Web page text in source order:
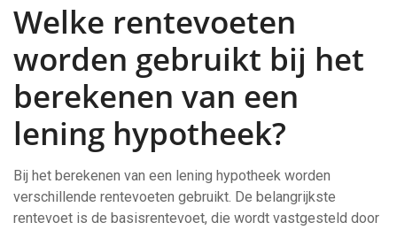
Welke rentevoeten
worden gebruikt bij het
berekenen van een
lening hypotheek?
Bij het berekenen van een lening hypotheek worden
verschillende rentevoeten gebruikt. De belangrijkste
rentevoet is de basisrentevoet, die wordt vastgesteld door